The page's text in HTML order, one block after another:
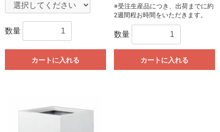
数量
カートに入れる
※受注生産品につき、出荷までに約
2週間程お時間をいただきます。
数量
カートに入れる